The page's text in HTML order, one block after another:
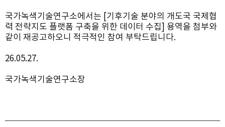
국가녹색기술연구소에서는 [기후기술 분야의 개도국 국제협
력 전략지도 플랫폼 구축을 위한 데이터 수집] 용역을 첨부와
같이 재공고하오니 적극적인 참여 부탁드립니다.
26.05.27.
국가녹색기술연구소장